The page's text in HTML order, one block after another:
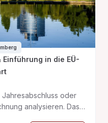
in die EÜ-
oder
analysieren. Das
Training mit Ihnen